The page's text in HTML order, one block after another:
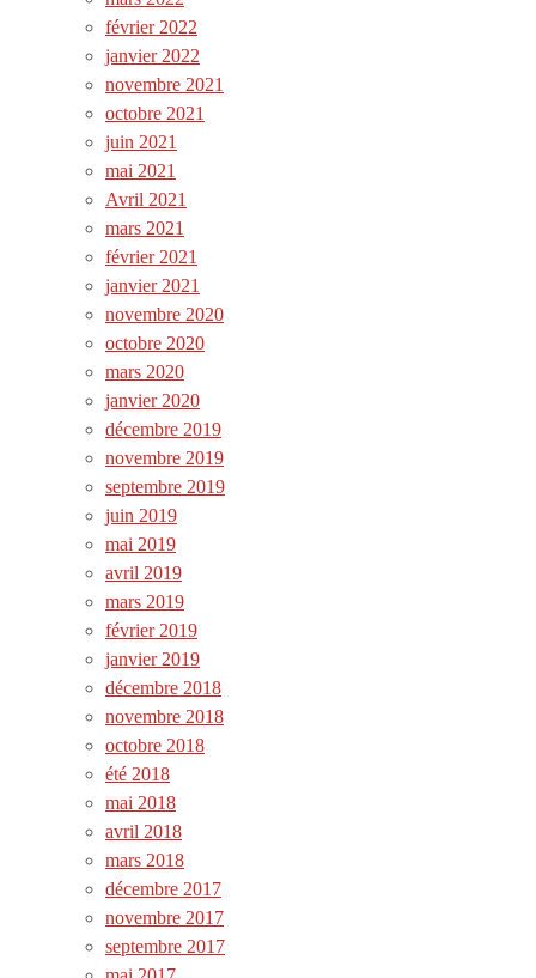
février 2022
janvier 2022
novembre 2021
octobre 2021
juin 2021
mai 2021
Avril 2021
mars 2021
février 2021
janvier 2021
novembre 2020
octobre 2020
mars 2020
janvier 2020
décembre 2019
novembre 2019
septembre 2019
juin 2019
mai 2019
avril 2019
mars 2019
février 2019
janvier 2019
décembre 2018
novembre 2018
octobre 2018
été 2018
mai 2018
avril 2018
mars 2018
décembre 2017
novembre 2017
septembre 2017